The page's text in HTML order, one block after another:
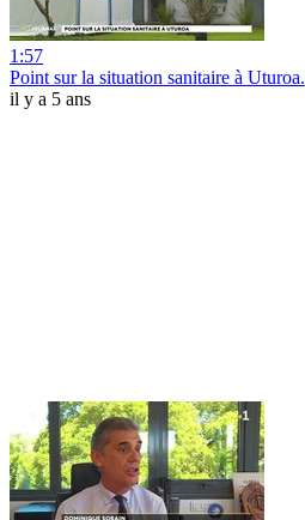
1:57
Point sur la situation sanitaire à Uturoa.
il y a 5 ans